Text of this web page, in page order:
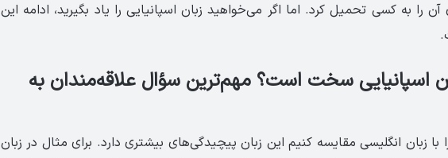
را به کسی تحمیل کرد. اما اگر می‌خواهید زبان اسپانیایی را یاد بگیرید، ادامه این
اسپانیایی سخت است؟ مهم‌ترین سؤال علاقه‌مندان به
با زبان انگلیسی مقایسه کنیم این زبان پیچیدگی‌های بیشتری دارد. برای مثال در زبان